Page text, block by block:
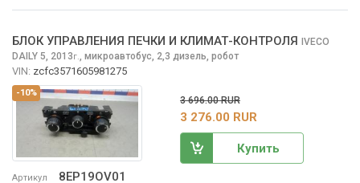
-10%
Артикул 8EP19OV01
БЛОК УПРАВЛЕНИЯ ПЕЧКИ И КЛИМАТ-КОНТРОЛЯ IVECO
DAILY 5, 2013г., микроавтобус, 2,3 дизель, робот
VIN: zcfc3571605981275
3 696.00 RUR
3 276.00 RUR
Купить